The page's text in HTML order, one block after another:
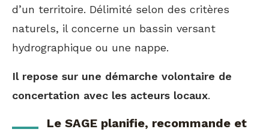
d’un territoire. Délimité selon des critères
naturels, il concerne un bassin versant
hydrographique ou une nappe.
Il repose sur une démarche volontaire de
concertation avec les acteurs locaux.
Le SAGE planifie, recommande et